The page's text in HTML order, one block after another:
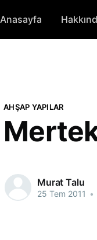
Anasayfa
AHŞAP YAPILAR
Murat Talu
25 Tem 2011 •